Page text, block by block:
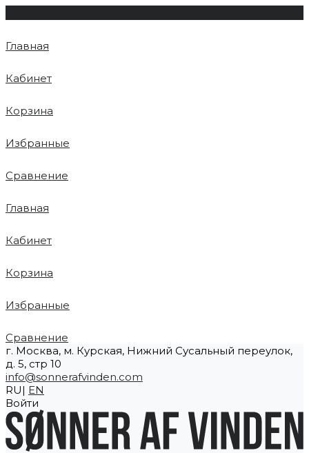
Главная
Кабинет
Корзина
Избранные
Сравнение
Главная
Кабинет
Корзина
Избранные
Сравнение
г. Москва, м. Курская, Нижний Сусальный переулок,
д. 5, стр 10
info@sonnerafvinden.com
RU| EN
Войти